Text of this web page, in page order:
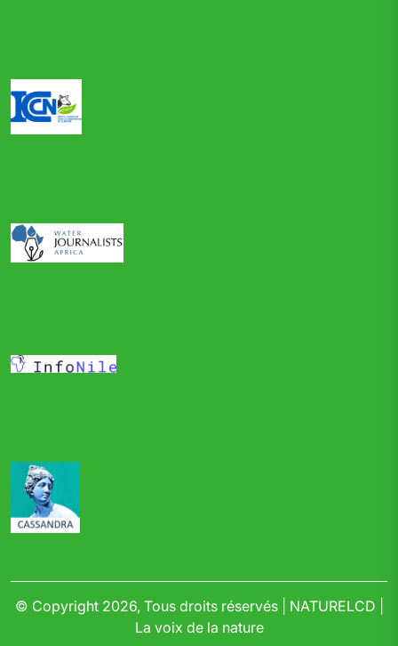
© Copyright 2026, Tous droits réservés | NATURELCD |
La voix de la nature